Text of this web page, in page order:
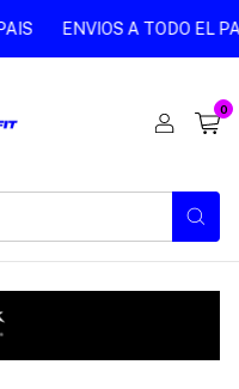
ENVIOS A TODO EL PAIS
0